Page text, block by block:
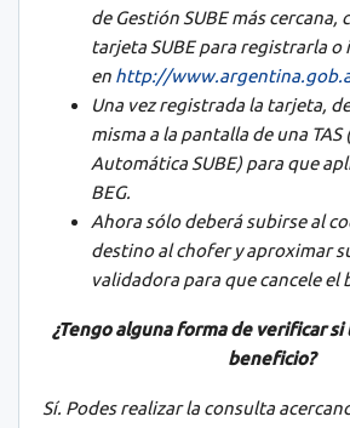
de Gestión SUBE más cercana,
tarjeta SUBE para registrarla o
en http://
Una vez registrada la tarjeta,
misma a la pantalla de una TAS
Automática SUBE) para que
BEG.
Ahora sólo deberá subirse al
destino al chofer y aproximar
validadora para que cancele el
¿Tengo alguna forma de verificar
beneficio?
Sí. Podes realizar la consulta